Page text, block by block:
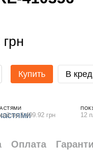
Купить В
по 3 499.92 грн 12
Оплата